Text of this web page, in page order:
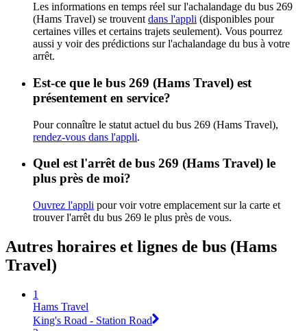
Les informations en temps réel sur l'achalandage du bus 269
(Hams Travel) se trouvent dans l'appli (disponibles pour
certaines villes et certains trajets seulement). Vous pourrez
aussi y voir des prédictions sur l'achalandage du bus à votre
arrêt.
Est-ce que le bus 269 (Hams Travel) est
présentement en service?
Pour connaître le statut actuel du bus 269 (Hams Travel),
rendez-vous dans l'appli.
Quel est l'arrêt de bus 269 (Hams Travel) le
plus près de moi?
Ouvrez l'appli pour voir votre emplacement sur la carte et
trouver l'arrêt du bus 269 le plus près de vous.
Autres horaires et lignes de bus (Hams
Travel)
1
Hams Travel
King's Road - Station Road